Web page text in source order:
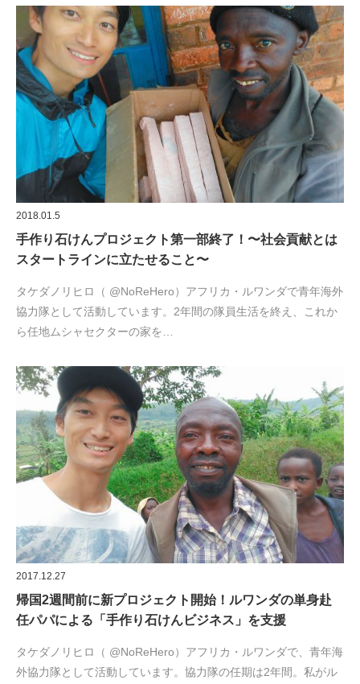
2018.01.5
手作り石けんプロジェクト第一部終了！〜社会貢献とは
スタートラインに立たせること〜
タケダノリヒロ（ @NoReHero）アフリカ・ルワンダで青年海外
協力隊として活動しています。2年間の隊員生活を終え、これか
ら任地ムシャセクターの家を…
2017.12.27
帰国2週間前に新プロジェクト開始！ルワンダの単身赴
任パパによる「手作り石けんビジネス」を支援
タケダノリヒロ（ @NoReHero）アフリカ・ルワンダで、青年海
外協力隊として活動しています。協力隊の任期は2年間。私がル